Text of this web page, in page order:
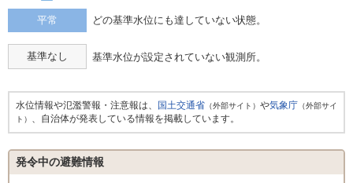
平常 どの基準水位にも達していない状態。
基準なし 基準水位が設定されていない観測所。
水位情報や氾濫警報・注意報は、 国土交通省 （外部サイト） や気象庁 （外部サイ
ト） 、自治体が発表している情報を掲載しています。
発令中の避難情報